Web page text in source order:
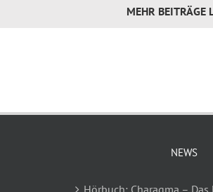
MEHR BEITRÄGE
NEWS